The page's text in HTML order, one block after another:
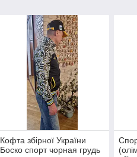
Кофта збірної України
Боско спорт чорная грудь